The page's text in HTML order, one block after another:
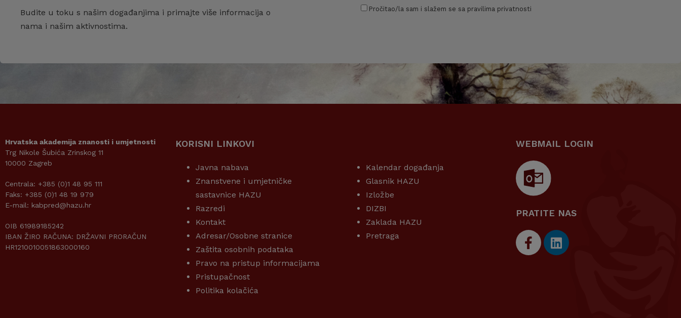
Budite u toku s našim događanjima i primajte više informacija o
nama i našim aktivnostima.
Pročitao/la sam i slažem se sa pravilima privatnosti
Hrvatska akademija znanosti i umjetnosti
Trg Nikole Šubića Zrinskog 11
10000 Zagreb
Centrala: +385 (0)1 48 95 111
Faks: +385 (0)1 48 19 979
E-mail: kabpred@hazu.hr
OIB 61989185242
IBAN ŽIRO RAČUNA: DRŽAVNI PRORAČUN
HR1210010051863000160
KORISNI LINKOVI
Javna nabava
Znanstvene i umjetničke
sastavnice HAZU
Razredi
Kontakt
Adresar/Osobne stranice
Zaštita osobnih podataka
Pravo na pristup informacijama
Pristupačnost
Politika kolačića
Kalendar događanja
Glasnik HAZU
Izložbe
DIZBI
Zaklada HAZU
Pretraga
WEBMAIL LOGIN
PRATITE NAS